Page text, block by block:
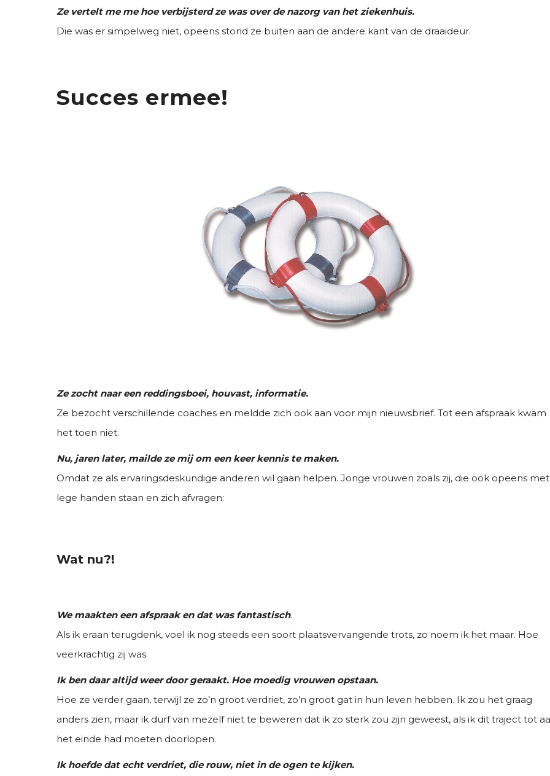
Ze vertelt me me hoe verbijsterd ze was over de nazorg van het ziekenhuis.
Die was er simpelweg niet, opeens stond ze buiten aan de andere kant van de draaideur.
Succes ermee!
Ze zocht naar een reddingsboei, houvast, informatie.
Ze bezocht verschillende coaches en meldde zich ook aan voor mijn nieuwsbrief. Tot een afspraak kwam
het toen niet.
Nu, jaren later, mailde ze mij om een keer kennis te maken.
Omdat ze als ervaringsdeskundige anderen wil gaan helpen. Jonge vrouwen zoals zij, die ook opeens met
lege handen staan en zich afvragen:
Wat nu?!
We maakten een afspraak en dat was fantastisch.
Als ik eraan terugdenk, voel ik nog steeds een soort plaatsvervangende trots, zo noem ik het maar. Hoe
veerkrachtig zij was.
Ik ben daar altijd weer door geraakt. Hoe moedig vrouwen opstaan.
Hoe ze verder gaan, terwijl ze zo’n groot verdriet, zo’n groot gat in hun leven hebben. Ik zou het graag
anders zien, maar ik durf van mezelf niet te beweren dat ik zo sterk zou zijn geweest, als ik dit traject tot
het einde had moeten doorlopen.
Ik hoefde dat echt verdriet, die rouw, niet in de ogen te kijken.